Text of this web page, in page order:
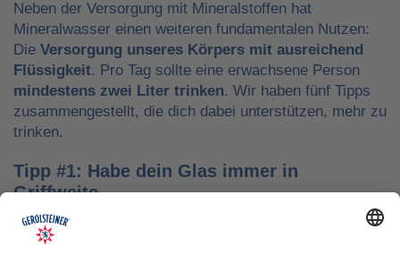
Neben der Versorgung mit Mineralstoffen hat
Mineralwasser einen weiteren fundamentalen Nutzen:
Die Versorgung unseres Körpers mit ausreichend
Flüssigkeit. Pro Tag sollte eine erwachsene Person
mindestens zwei Liter trinken. Wir haben fünf Tipps
zusammengestellt, die dich dabei unterstützen, mehr zu
trinken.
Tipp #1: Habe dein Glas immer in
Griffweite
Ob bei der Arbeit oder während der Freizeit: Wasser